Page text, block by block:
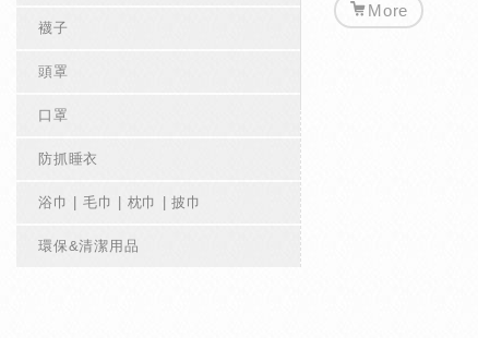
襪子
頭罩
口罩
防抓睡衣
浴巾 | 毛巾 | 枕巾 | 披巾
環保&清潔用品
More